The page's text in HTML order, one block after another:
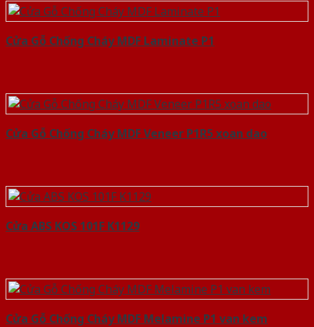
Cửa Gỗ Chống Cháy MDF Laminate P1
Cửa Gỗ Chống Cháy MDF Veneer P1R5 xoan dao
Cửa ABS KOS 101F K1129
Cửa Gỗ Chống Cháy MDF Melamine P1 van kem